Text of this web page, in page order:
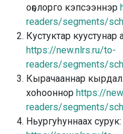
оҕолорго кэпсээннэр
readers/segments/
Кустуктар
https://new.nlrs.ru/to-
readers/segments/
Кырачааннар
хоһооннор https://
readers/segments/
Ньургуһуннаах